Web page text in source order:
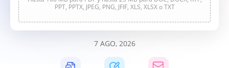
PPT, PPTX, JPEG, PNG, JFIF, XLS, XLSX o TXT
7 AGO, 2026